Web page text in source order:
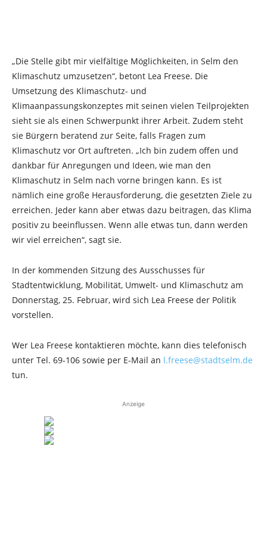
„Die Stelle gibt mir vielfältige Möglichkeiten, in Selm den
Klimaschutz umzusetzen“, betont Lea Freese. Die
Umsetzung des Klimaschutz- und
Klimaanpassungskonzeptes mit seinen vielen Teilprojekten
sieht sie als einen Schwerpunkt ihrer Arbeit. Zudem steht
sie Bürgern beratend zur Seite, falls Fragen zum
Klimaschutz vor Ort auftreten. „Ich bin zudem offen und
dankbar für Anregungen und Ideen, wie man den
Klimaschutz in Selm nach vorne bringen kann. Es ist
nämlich eine große Herausforderung, die gesetzten Ziele zu
erreichen. Jeder kann aber etwas dazu beitragen, das Klima
positiv zu beeinflussen. Wenn alle etwas tun, dann werden
wir viel erreichen“, sagt sie.
In der kommenden Sitzung des Ausschusses für
Stadtentwicklung, Mobilität, Umwelt- und Klimaschutz am
Donnerstag, 25. Februar, wird sich Lea Freese der Politik
vorstellen.
Wer Lea Freese kontaktieren möchte, kann dies telefonisch
unter Tel. 69-106 sowie per E-Mail an l.freese@stadtselm.de
tun.
Anzeige